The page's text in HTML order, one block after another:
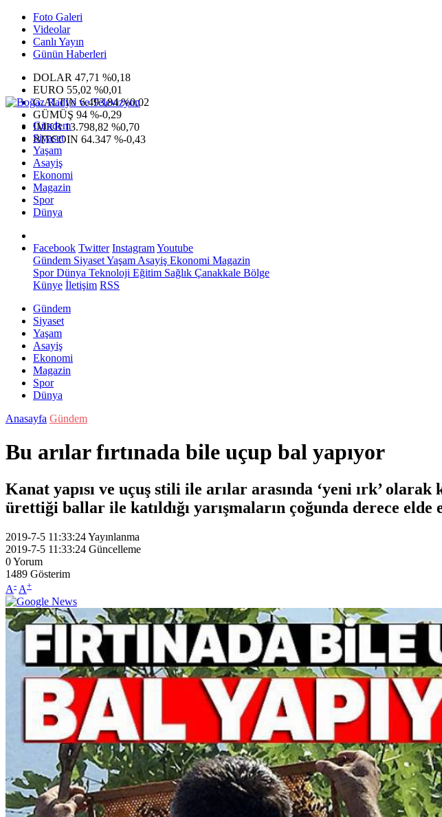
Foto Galeri
Videolar
Canlı Yayın
Günün Haberleri
DOLAR 47,71 %0,18
EURO 55,02 %0,01
G.ALTIN6.493,84 %0,02
GÜMÜŞ 94 %-0,29
IMKB13.798,82 %0,70
BITCOIN 64.347 %-0,43
Gündem
Siyaset
Yaşam
Asayiş
Ekonomi
Magazin
Spor
Dünya
Facebook Twitter InstagramYoutube
Gündem SiyasetYaşam Asayiş Ekonomi Magazin
SporDünya Teknoloji Eğitim Sağlık Çanakkale Bölge
Künye İletişim RSS
Gündem
Siyaset
Yaşam
Asayiş
Ekonomi
Magazin
Spor
Dünya
Anasayfa Gündem
Bu arılar fırtınada bile uçup bal yapıyor
Kanat yapısı ve uçuş stili ile arılar arasında ‘yeni ırk’ olarak
ürettiği ballar ile katıldığı yarışmaların çoğunda derece elde
2019-7-5 11:33:24Yayınlanma
2019-7-5 11:33:24 Güncelleme
0Yorum
1489 Gösterim
A- A+